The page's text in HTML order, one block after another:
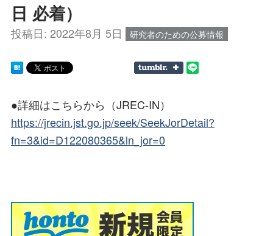
日 必着）
投稿日: 2022年8月 5日 研究者のための公募情報
●詳細はこちらから（JREC-IN）
https://jrecin.jst.go.jp/seek/SeekJorDetail?
fn=3&id=D122080365&ln_jor=0